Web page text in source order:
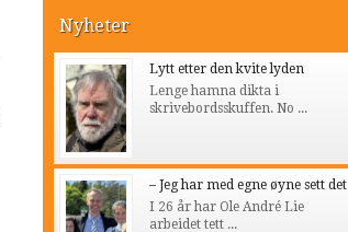
Nyheter
Lytt etter den kvite lyden
Lenge hamna dikta i
skrivebordsskuffen. No ...
– Jeg har med egne øyne sett det
I 26 år har Ole André Lie
arbeidet tett ...